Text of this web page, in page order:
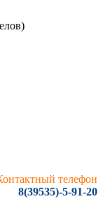
телефон
8(39535)-5-91-20